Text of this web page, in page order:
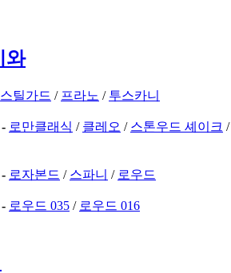
와
스틸가드 / 프라노 / 투스카니
로만클래식 / 클레오 / 스톤우드 셰이크
로자본드 / 스파니 / 로우드
로우드 035 / 로우드 016